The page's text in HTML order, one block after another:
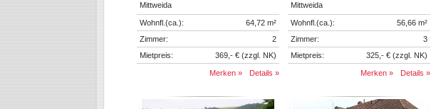
Mittweida Mittweida
Wohnfl.(ca.): 64,72 m² Wohnfl.(ca.): 56,66 m²
Zimmer:
2 Zimmer: 3
Mietpreis:
369,- € (zzgl. NK) Mietpreis: 325,- € (zzgl. NK)
Merken » Details » Merken » Details »